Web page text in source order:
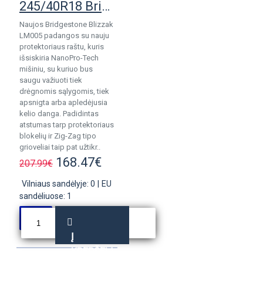
245/40R18 Bridgestone Blizzak LM005 pad.
Naujos Bridgestone Blizzak
LM005 padangos su nauju
protektoriaus raštu, kuris
išsiskiria NanoPro-Tech
mišiniu, su kuriuo bus
saugu važiuoti tiek
drėgnomis sąlygomis, tiek
apsnigta arba apledėjusia
kelio danga. Padidintas
atstumas tarp protektoriaus
blokelių ir Zig-Zag tipo
grioveliai taip pat užtikr..
207.99€ 168.47€
Vilniaus sandėlyje: 0
EU
sandėliuose: 1
Į
KREPŠELĮ